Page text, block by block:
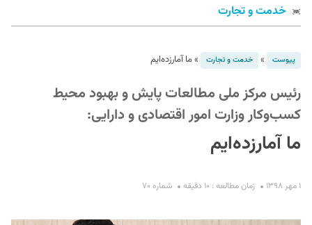
خدمت و تجارت
پیوست » خدمت و تجارت »ما آمارزده‌ایم
رئيس مرکز ملی مطالعات پایش و بهبود محیط
کسب‌وکار وزارت امور اقتصادی و دارایی:
ما آمارزده‌ایم
۱ مهر ۱۳۹۸ زمان مطالعه : ۱۰ دقیقه شماره ۷۰